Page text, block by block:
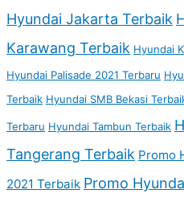
Hyundai Jakarta Terbaik
Karawang Terbaik Hyundai
Hyundai Palisade 2021 Terbaru
Terbaik Hyundai SMB Bekasi
Terbaru Hyundai Tambun Terbaik
Tangerang Terbaik Promo
2021 Terbaik Promo